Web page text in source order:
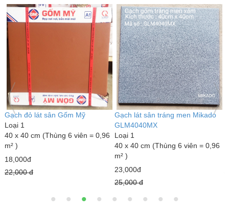
Gạch đỏ lát sân Gốm Mỹ
Loại 1
40 x 40 cm (Thùng 6 viên = 0,96
m² )
18,000đ
22,000 đ
Gạch lát sân tráng men Mikado
GLM4040MX
Loại 1
40 x 40 cm (Thùng 6 viên = 0,96
m² )
23,000đ
25,000 đ